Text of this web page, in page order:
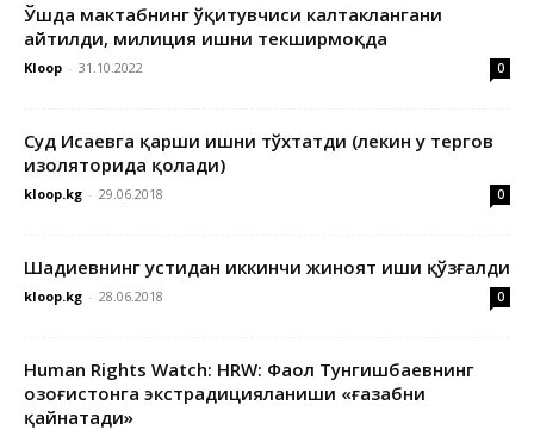
Ўшда мактабнинг ўқитувчиси калтаклангани
айтилди, милиция ишни текширмоқда
Kloop - 31.10.2022 0
Суд Исаевга қарши ишни тўхтатди (лекин у тергов
изоляторида қолади)
kloop.kg - 29.06.2018 0
Шадиевнинг устидан иккинчи жиноят иши қўзғалди
kloop.kg - 28.06.2018 0
Human Rights Watch: HRW: Фаол Тунгишбаевнинг
Қозоғистонга экстрадицияланиши «ғазабни
қайнатади»